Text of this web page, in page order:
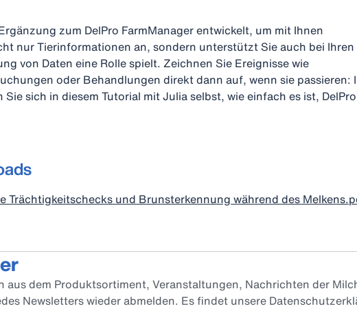
zum DelPro FarmManager entwickelt, um mit Ihnen
nur Tierinformationen an, sondern unterstützt Sie auch bei Ihren
von Daten eine Rolle spielt. Zeichnen Sie Ereignisse wie
oder Behandlungen direkt dann auf, wenn sie passieren:
sich in diesem Tutorial mit Julia selbst, wie einfach es ist, DelPro
Trächtigkeitschecks und Brunsterkennung während des
aus dem Produktsortiment, Veranstaltungen, Nachrichten der
Newsletters wieder abmelden. Es findet unsere